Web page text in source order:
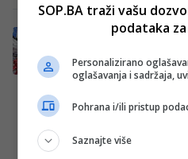
Tektonski
kakav nije viđen!
FIFA-i. Svih 55
bojkot Svjetskog
SOP.BA traži vašu
podataka
Personalizirano
oglašavanja i sadržaja,
Pohrana i/ili pristup
Saznajte više